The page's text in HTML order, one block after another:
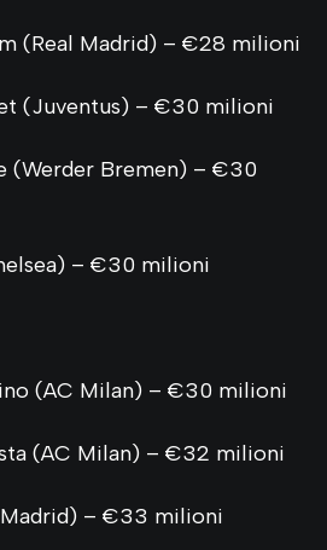
(Real Madrid) – €28 milioni
(Juventus) – €30 milioni
(Werder Bremen) – €30
– €30 milioni
(AC Milan) – €30 milioni
(AC Milan) – €32 milioni
Madrid) – €33 milioni